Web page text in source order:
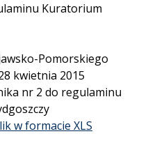
Kuratorium
Pomorskiego
kwietnia 2015
nr 2 do regulaminu
w formacie XLS